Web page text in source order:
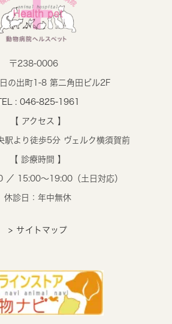
〒238-0006
の出町1-8 第二角田ビル2F
: 046-825-1961
【 アクセス 】
駅より徒歩5分 ヴェルク横須賀前
【 診療時間 】
／ 15:00～19:00（土日対応）
休診日：年中無休
> サイトマップ